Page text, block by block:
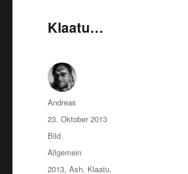
Klaatu…
Autor
Andreas
Veröffentlicht
am
23. Oktober 2013
Format
Bild
Kategorien
Allgemein
Schlagwörter
2013,Ash, Klaatu,